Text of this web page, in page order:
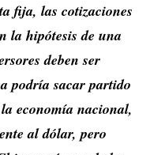
fija, las cotizaciones
la hipótesis de una
deben ser
podría sacar partido
economía nacional,
al dólar, pero